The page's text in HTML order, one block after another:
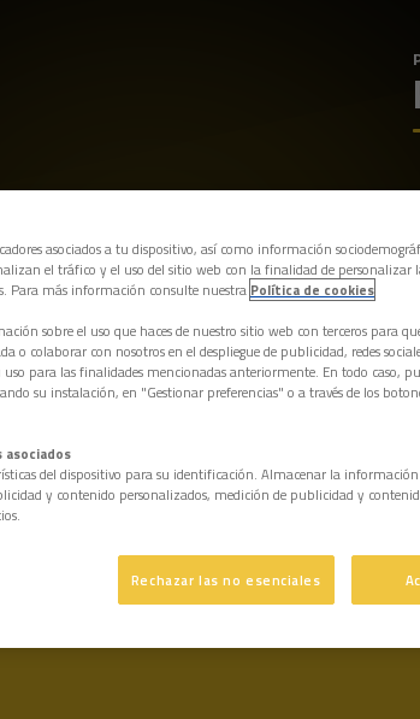
Edad
asociados a tu dispositivo, así como información
el tráfico y el uso del sitio web con la finalidad de personalizar
Para más información consulte nuestra Política de cookies
sobre el uso que haces de nuestro sitio web con terceros para
o colaborar con nosotros en el despliegue de publicidad, redes
uso para las finalidades mencionadas anteriormente. En todo caso,
su instalación, en "Gestionar preferencias" o a través de los
asociados
del dispositivo para su identificación. Almacenar la
y contenido personalizados, medición de publicidad y
Rechazar las no esenciales